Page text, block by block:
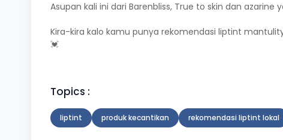
Asupan kali ini dari Barenbliss, True to skin dan
Kira-kira kalo kamu punya rekomendasi liptint
💓
Topics :
liptint produk kecantikan rekomendasi liptint lokal